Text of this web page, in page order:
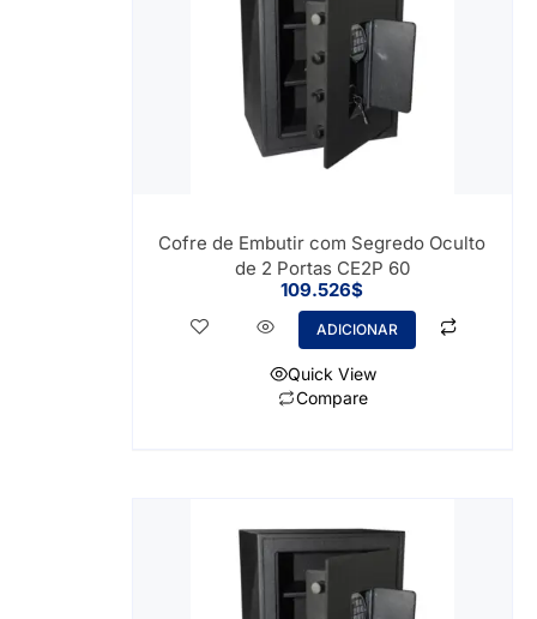
Cofre de Embutir com Segredo Oculto
de 2 Portas CE2P 60
109.526$
ADICIONAR
Quick View
Compare